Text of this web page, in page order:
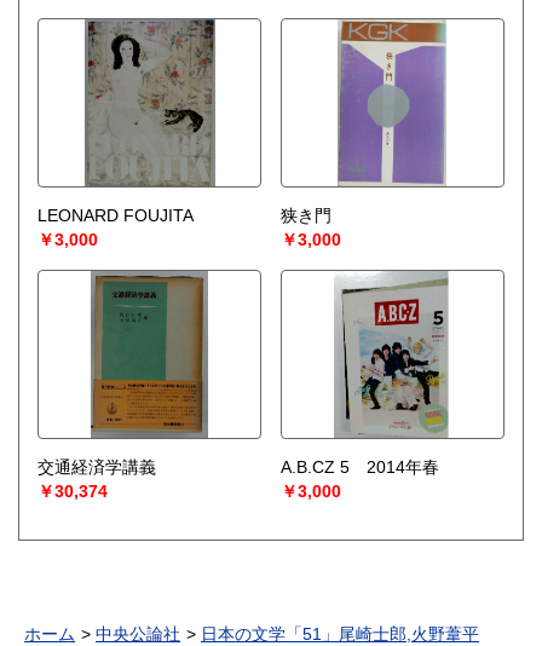
LEONARD FOUJITA
￥3,000
狭き門
￥3,000
交通経済学講義
￥30,374
A.B.CZ 5 2014年春
￥3,000
ホーム 中央公論社 日本の文学「51」尾崎士郎,火野葦平